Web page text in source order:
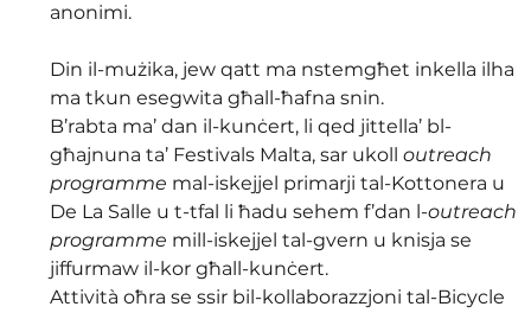
anonimi.
Din il-mużika, jew qatt ma nstemgħet inkella ilha
ma tkun esegwita għall-ħafna snin.
B’rabta ma’ dan il-kunċert, li qed jittella’ bl-
għajnuna ta’ Festivals Malta, sar ukoll outreach
programme mal-iskejjel primarji tal-Kottonera u
De La Salle u t-tfal li ħadu sehem f’dan l-outreach
programme mill-iskejjel tal-gvern u knisja se
jiffurmaw il-kor għall-kunċert.
Attività oħra se ssir bil-kollaborazzjoni tal-Bicycle